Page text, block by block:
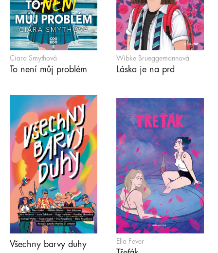
Ciara Smythová
To není můj problém
Wibke Brueggemannová
Láska je na prd
Všechny barvy duhy Ella Fever